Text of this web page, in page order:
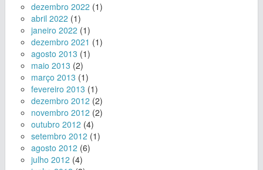
dezembro 2022 (1)
abril 2022 (1)
janeiro 2022 (1)
dezembro 2021 (1)
agosto 2013 (1)
maio 2013 (2)
março 2013 (1)
fevereiro 2013 (1)
dezembro 2012 (2)
novembro 2012 (2)
outubro 2012 (4)
setembro 2012 (1)
agosto 2012 (6)
julho 2012 (4)